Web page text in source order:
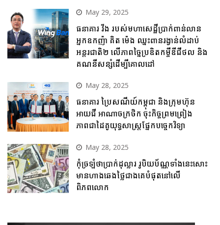
May 29, 2025
ធនាគារ វីង របស់មហាសេដ្ឋីប្រាក់ពាន់លាន
អ្នកឧកញ៉ា គិត ម៉េង ឈ្នះពានរង្វាន់លំដាប់
អន្តរជាតិ២ លើភាពច្នៃប្រឌិតកម្ចីឌីជីថល និង
គណនីសន្សំដើម្បីគោលដៅ
May 28, 2025
ធនាគារ ប្រៃសណីយ៍កម្ពុជា និងក្រុមហ៊ុន
អាយជី អាណាចក្រថិក ចុះកិច្ចព្រមព្រៀង
ភាពជាដៃគូយុទ្ធសាស្ត្រផ្នែកបច្ចេកវិទ្យា
May 28, 2025
កុំច្រឡំថាប្រាក់ដុល្លារ រូបិយប័ណ្ណទាំងនេះសោះ
មានហាងឆេងថ្លៃជាងគេបំផុតនៅលើ
ពិភពលោក